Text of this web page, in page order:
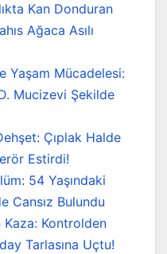
Kan Donduran
Ağaca Asılı
Yaşam Mücadelesi:
Mucizevi Şekilde
Çıplak Halde
Estirdi!
54 Yaşındaki
Cansız Bulundu
Kaza: Kontrolden
Tarlasına Uçtu!